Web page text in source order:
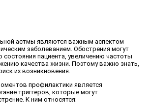
астмы являются важным аспектом
заболеванием. Обострения могут
состояния пациента, увеличению частоты
качества жизни. Поэтому важно знать,
их возникновения.
профилактики является
триггеров, которые могут
К ним относятся: